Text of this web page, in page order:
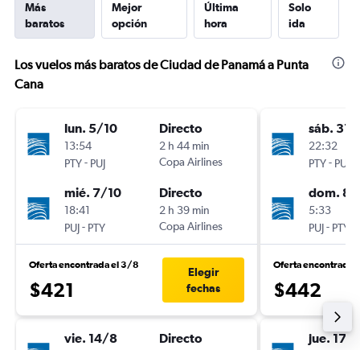
Más
baratos
Mejor
opción
Última
hora
Solo
ida
Los vuelos más baratos de Ciudad de Panamá a Punta
Cana
lun. 5/10
13:54
PTY- PUJ
Directo
2 h 44 min
Copa Airlines
mié. 7/10
18:41
PUJ- PTY
Directo
2 h 39 min
Copa Airlines
Oferta encontrada el 3/8
$421
Elegir
fechas
vie. 14/8 Directo
sáb. 31/
22:32
PTY- PUJ
dom. 8/
5:33
PUJ- PTY
Oferta encontrada
$442
jue. 17/